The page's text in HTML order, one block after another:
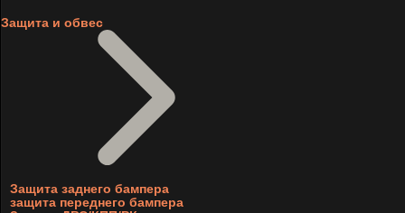
Защита и обвес
Защита заднего бампера
защита переднего бампера